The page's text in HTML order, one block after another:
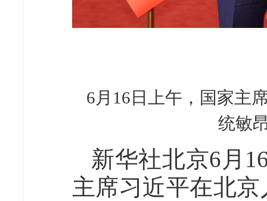
6月16日上午，国家主
统敏
新华社北京6月
主席习近平在北